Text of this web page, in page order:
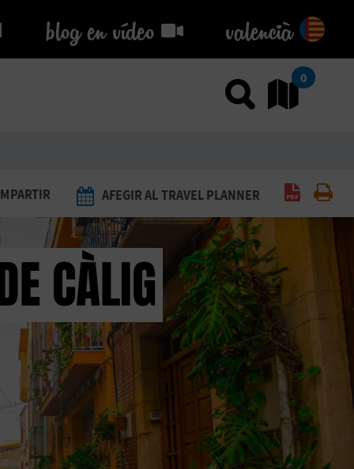
blog en vídeo
blog en vídeo valencià
Usar el
0
CÀLIG
AFEGIR AL TRAVEL PLANNER Generar